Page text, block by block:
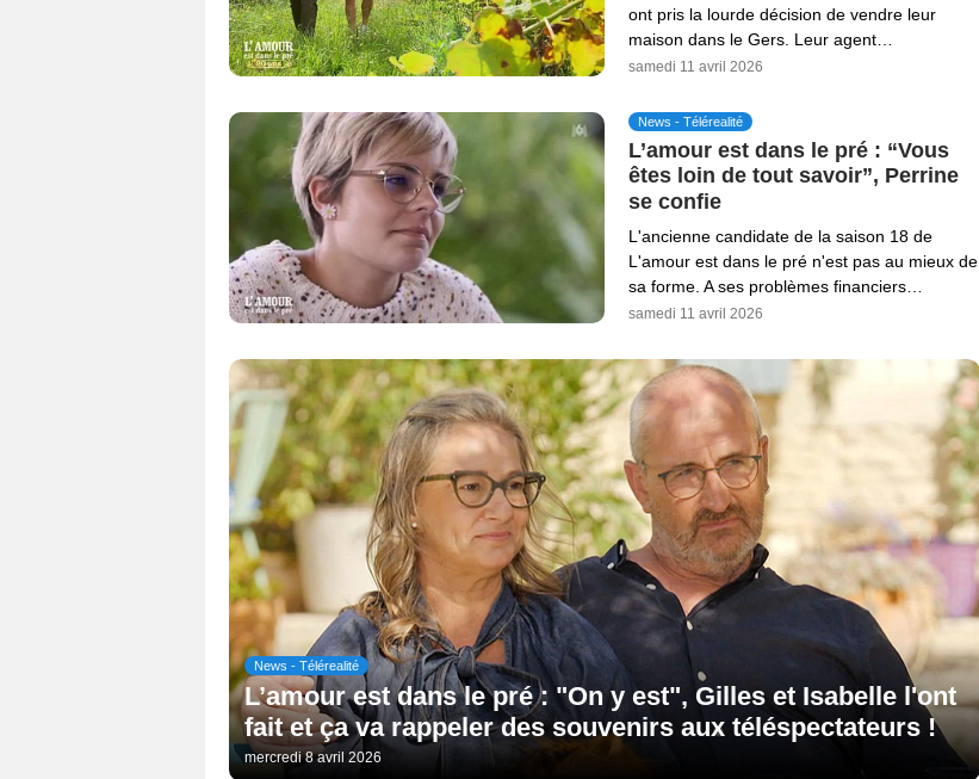
ont pris la lourde décision de vendre leur
maison dans le Gers. Leur agent…
samedi 11 avril 2026
News - Télérealité
L’amour est dans le pré : “Vous
êtes loin de tout savoir”, Perrine
se confie
L'ancienne candidate de la saison 18 de
L'amour est dans le pré n'est pas au mieux de
sa forme. A ses problèmes financiers…
samedi 11 avril 2026
News - Télérealité
L’amour est dans le pré : "On y est", Gilles et Isabelle l'ont
fait et ça va rappeler des souvenirs aux téléspectateurs !
mercredi 8 avril 2026